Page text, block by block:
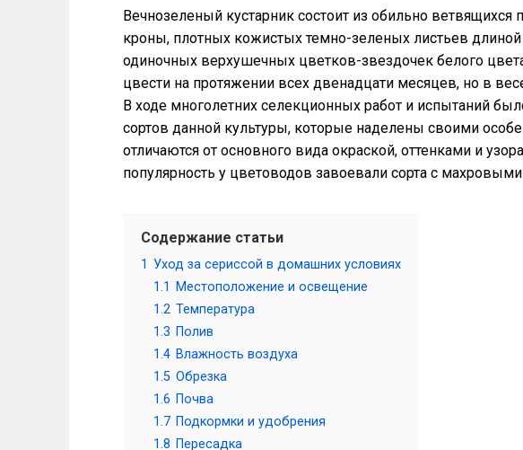
Вечнозеленый кустарник состоит из обильно ветвящихся
кроны, плотных кожистых темно-зеленых листьев
одиночных верхушечных цветков-звездочек белого
цвести на протяжении всех двенадцати месяцев, но в
В ходе многолетних селекционных работ и испытаний
сортов данной культуры, которые наделены своими
отличаются от основного вида окраской, оттенками и
популярность у цветоводов завоевали сорта с
Содержание статьи
1 Уход за сериссой в домашних условиях
1.1
Местоположение и освещение
1.2 Температура
1.3 Полив
1.4 Влажность воздуха
1.5 Обрезка
1.6 Почва
1.7 Подкормки и удобрения
1.8 Пересадка